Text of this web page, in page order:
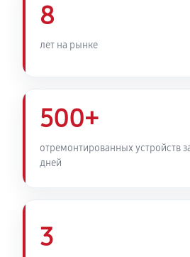
Чистка карбюратора
Замена/Pемонт шнека
1420 руб 60
Замена/Pемонт топливопровода
Ремонт топливных мембран
8
лет на рынке
500+
отремонтированных устройств
дней
3